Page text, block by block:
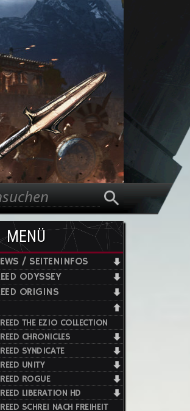
MENÜ
/ SEITENINFOS
ODYSSEY
ORIGINS
THE EZIO COLLECTION
CHRONICLES
SYNDICATE
UNITY
ROGUE
LIBERATION HD
SCHREI NACH FREIHEIT